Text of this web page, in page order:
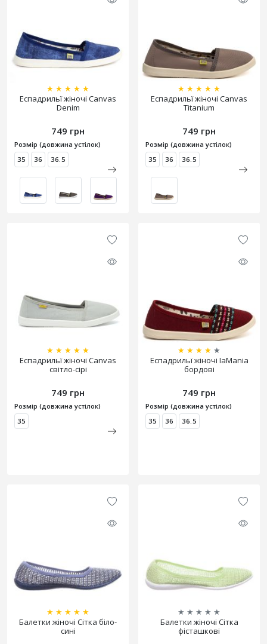
★ ★ ★ ★ ★
Еспадрильї жіночі Canvas
Denim
749 грн
Розмір (довжина устілок)
35
36 36.5
★ ★ ★ ★ ★
Еспадрильї жіночі Canvas
Titanium
749 грн
Розмір (довжина устілок)
35
36 36.5
★ ★ ★ ★ ★
Еспадрильї жіночі Canvas
світло-сірі
749 грн
Розмір (довжина устілок)
35
★ ★ ★ ★ ★
Еспадрильї жіночі IaMania
бордові
749 грн
Розмір (довжина устілок)
35
36 36.5
★ ★ ★ ★ ★
Балетки жіночі Сітка біло-
сині
★ ★ ★ ★ ★
Балетки жіночі Сітка
фісташкові